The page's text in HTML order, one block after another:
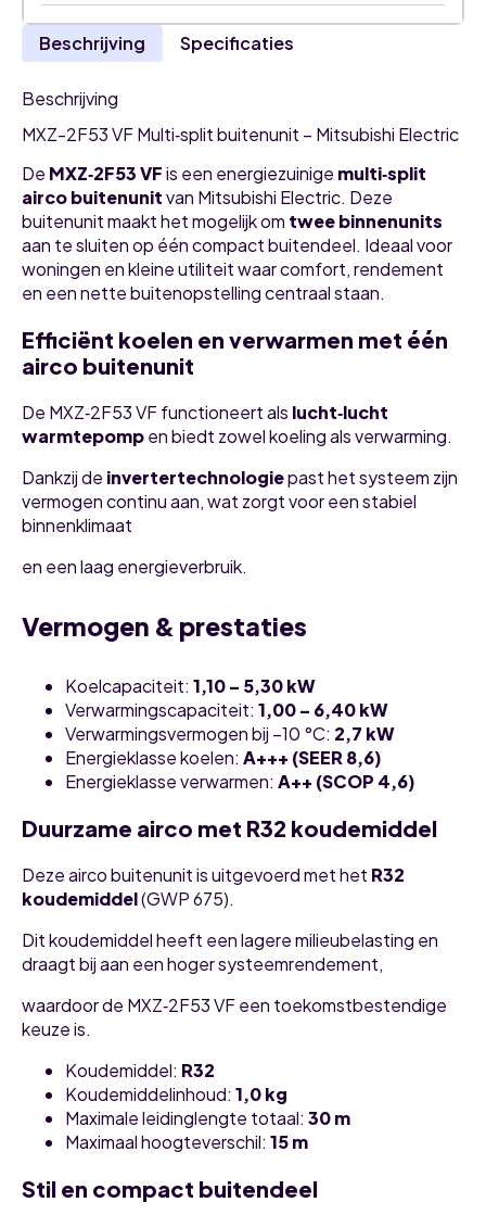
Beschrijving Specificaties
Beschrijving
MXZ-2F53 VF Multi‑split buitenunit – Mitsubishi Electric
De MXZ‑2F53 VFis een energiezuinige multi‑split
airco buitenunitvan Mitsubishi Electric. Deze
buitenunit maakt het mogelijk om twee binnenunits
aan te sluiten op één compact buitendeel. Ideaal voor
woningen en kleine utiliteit waar comfort, rendement
en een nette buitenopstelling centraal staan.
Efficiënt koelen en verwarmen met één
airco buitenunit
De MXZ‑2F53 VF functioneert als lucht‑lucht
warmtepompen biedt zowel koeling als verwarming.
Dankzij de invertertechnologiepast het systeem zijn
vermogen continu aan, wat zorgt voor een stabiel
binnenklimaat
en een laag energieverbruik.
Vermogen & prestaties
Koelcapaciteit: 1,10 – 5,30 kW
Verwarmingscapaciteit: 1,00 – 6,40 kW
Verwarmingsvermogen bij −10 °C: 2,7 kW
Energieklasse koelen: A+++ (SEER 8,6)
Energieklasse verwarmen: A++ (SCOP 4,6)
Duurzame airco met R32 koudemiddel
Deze airco buitenunit is uitgevoerd met het R32
koudemiddel(GWP 675).
Dit koudemiddel heeft een lagere milieubelasting en
draagt bij aan een hoger systeemrendement,
waardoor de MXZ‑2F53 VF een toekomstbestendige
keuze is.
Koudemiddel: R32
Koudemiddelinhoud: 1,0 kg
Maximale leidinglengte totaal: 30 m
Maximaal hoogteverschil: 15 m
Stil en compact buitendeel